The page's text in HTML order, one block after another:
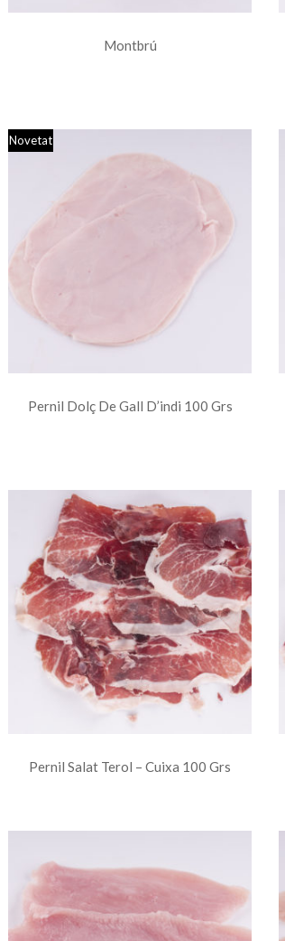
Montbrú
Novetat
Pernil Dolç De Gall D’indi 100 Grs
Pernil Salat Terol – Cuixa 100 Grs